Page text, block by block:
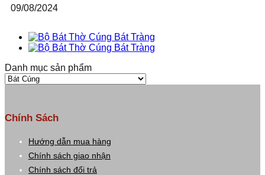
09/08/2024
Danh mục sản phẩm
Chính Sách
Hướng dẫn mua hàng
Chính sách giao nhận
Chính sách đổi trả